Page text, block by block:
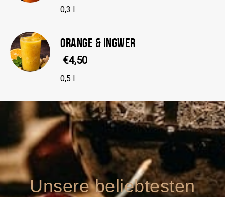
0,3 l
ORANGE & INGWER
€4,50
0,5 l
Unsere beliebtesten